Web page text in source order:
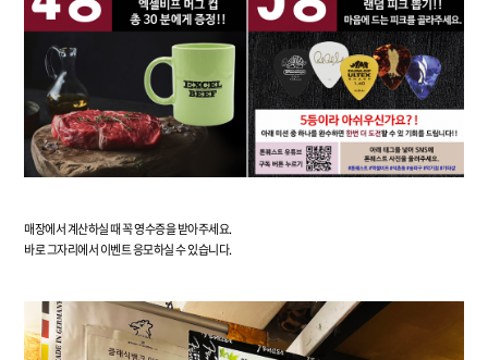
매장에서 계산하실 때 꼭 영수증을 받아주세요.
바로 그자리에서 이벤트 응모하실 수 있습니다.